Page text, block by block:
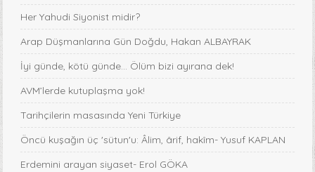
Her Yahudi Siyonist midir?
Arap Düşmanlarına Gün Doğdu, Hakan ALBAYRAK
İyi günde, kötü günde... Ölüm bizi ayırana dek!
AVM’lerde kutuplaşma yok!
Tarihçilerin masasında Yeni Türkiye
Öncü kuşağın üç 'sütun'u: Âlim, ârif, hakîm- Yusuf KAPLAN
Erdemini arayan siyaset- Erol GÖKA